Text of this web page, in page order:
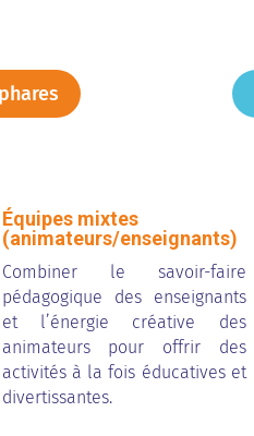
Équipes mixtes
(animateurs/enseignants)
Combiner le savoir-faire
pédagogique des enseignants
et l’énergie créative des
animateurs pour offrir des
activités à la fois éducatives et
divertissantes.